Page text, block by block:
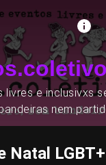
livres e inclusivxs
nem
Natal